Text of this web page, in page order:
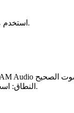
استخدم مقطع اختبار قصير (10-60 ثانية) من مشروعك. الحوار المختلط أو الموسيقى أو الأجواء تعمل بشكل جيد.
النطاق: اسحب عبر الخط الزمني لتسليط الضوء على منطقة المشكلة (على سبيل المثال، سعال بين 00:23-00:25).